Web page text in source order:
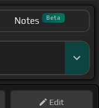
Notes Beta
Edit